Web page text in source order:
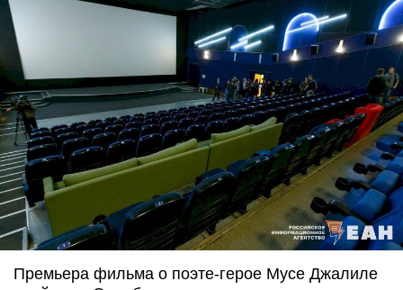
Премьера фильма о поэте-герое Мусе Джалиле